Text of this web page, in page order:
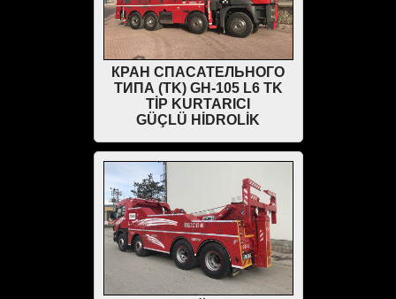
КРАН СПАСАТЕЛЬНОГО
ТИПА (TK) GH-105 L6 TK
TİP KURTARICI
GÜÇLÜ HİDROLİK